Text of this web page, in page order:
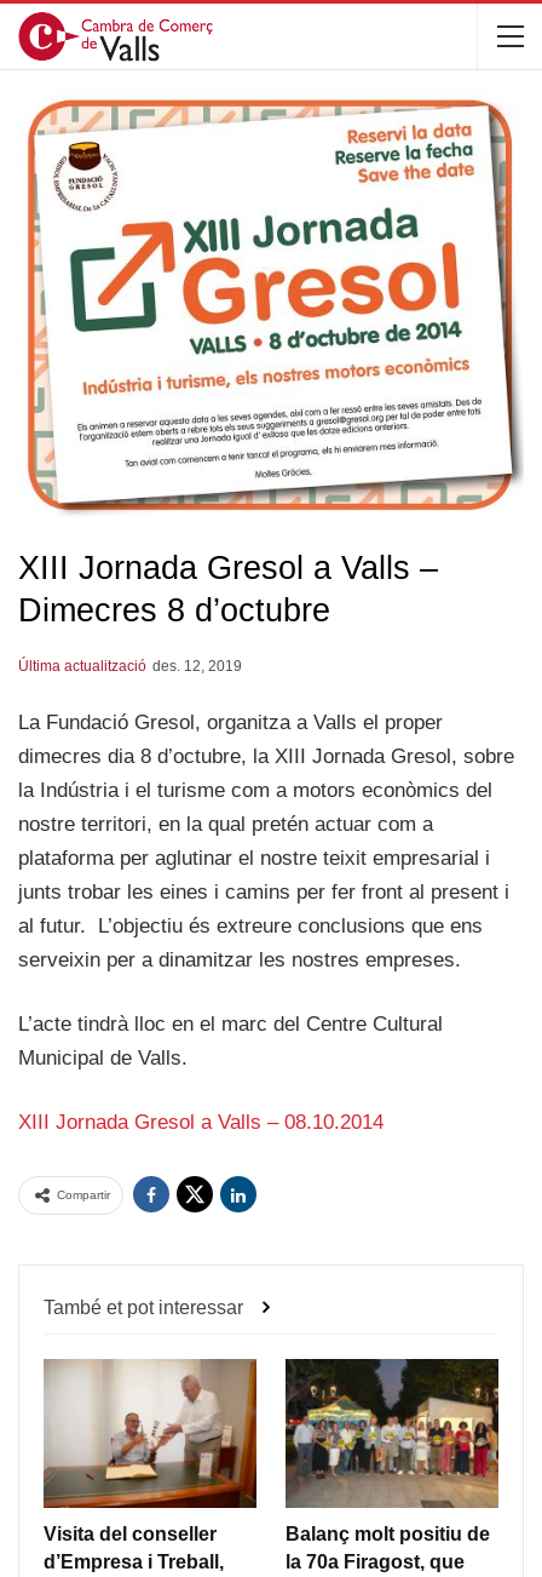
XIII Jornada Gresol a Valls –
Dimecres 8 d’octubre
Última actualització des. 12, 2019
La Fundació Gresol, organitza a Valls el proper
dimecres dia 8 d’octubre, la XIII Jornada Gresol, sobre
la Indústria i el turisme com a motors econòmics del
nostre territori, en la qual pretén actuar com a
plataforma per aglutinar el nostre teixit empresarial i
junts trobar les eines i camins per fer front al present i
al futur. L’objectiu és extreure conclusions que ens
serveixin per a dinamitzar les nostres empreses.
L’acte tindrà lloc en el marc del Centre Cultural
Municipal de Valls.
XIII Jornada Gresol a Valls – 08.10.2014
Compartir
També et pot interessar
Visita del conseller
d’Empresa i Treball,
Balanç molt positiu de
la 70a Firagost, que